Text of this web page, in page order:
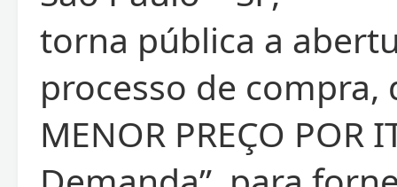
torna pública a
processo de compra,
MENOR PREÇO POR